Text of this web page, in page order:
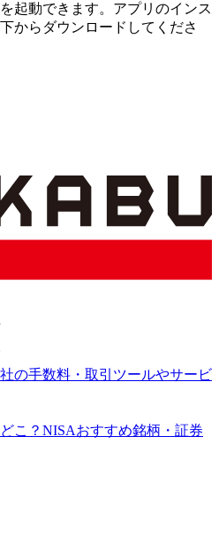
起動できます。アプリのインス
からダウンロードしてくださ
の手数料・取引ツールやサービ
こ？NISAおすすめ銘柄・証券